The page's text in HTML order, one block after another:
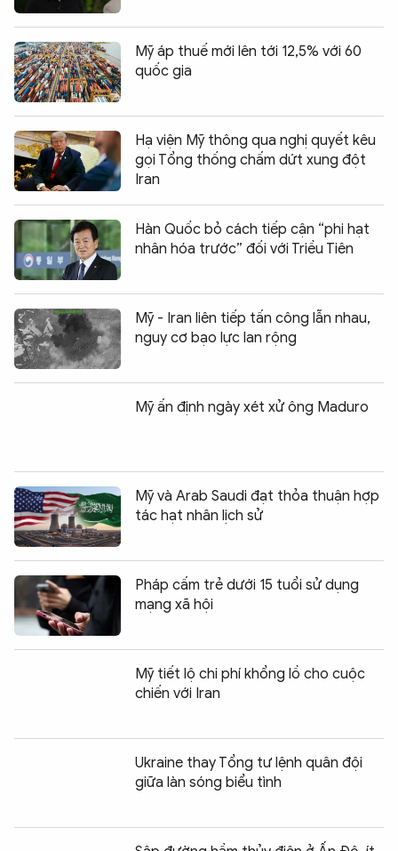
Mỹ áp thuế mới lên tới 12,5% với 60
quốc gia
Hạ viện Mỹ thông qua nghị quyết kêu
gọi Tổng thống chấm dứt xung đột
Iran
Hàn Quốc bỏ cách tiếp cận “phi hạt
nhân hóa trước” đối với Triều Tiên
Mỹ - Iran liên tiếp tấn công lẫn nhau,
nguy cơ bạo lực lan rộng
Mỹ ấn định ngày xét xử ông Maduro
Mỹ và Arab Saudi đạt thỏa thuận hợp
tác hạt nhân lịch sử
Pháp cấm trẻ dưới 15 tuổi sử dụng
mạng xã hội
Mỹ tiết lộ chi phí khổng lồ cho cuộc
chiến với Iran
Ukraine thay Tổng tư lệnh quân đội
giữa làn sóng biểu tình